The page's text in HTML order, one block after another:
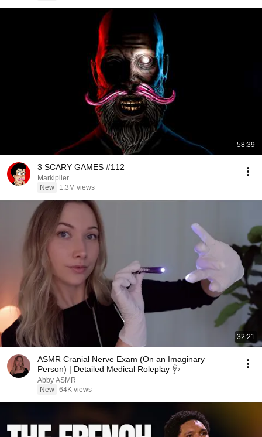
58:39
3 SCARY GAMES #112
Markiplier
New
1.3M views
32:21
ASMR Cranial Nerve Exam (On an Imaginary
Person) | Detailed Medical Roleplay 🩺
Abby ASMR
New 64K views